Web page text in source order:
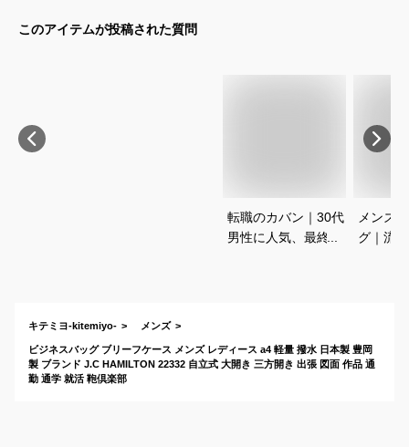
このアイテムが投稿された質問
転職のカバン｜30代
男性に人気、最終面
メンズ
グ｜流
キテミヨ-kitemiyo- メンズ
ビジネスバッグ ブリーフケース メンズ レディース a4 軽量 撥水 日本製 豊岡
製 ブランド J.C HAMILTON 22332 自立式 大開き 三方開き 出張 図面 作品 通
勤 通学 就活 鞄倶楽部